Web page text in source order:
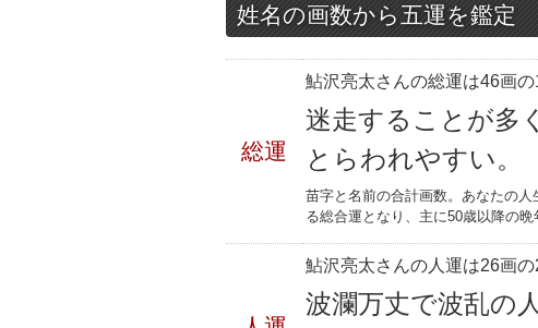
姓名の画数から五運を鑑定
総運
鮎沢亮太さんの総運は46画の
迷走することが多
とらわれやすい。
苗字と名前の合計画数。あなたの
る総合運となり、主に50歳以降の晩
鮎沢亮太さんの人運は26画の
波瀾万丈で波乱の